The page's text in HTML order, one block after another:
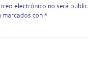
electrónico no será
con*